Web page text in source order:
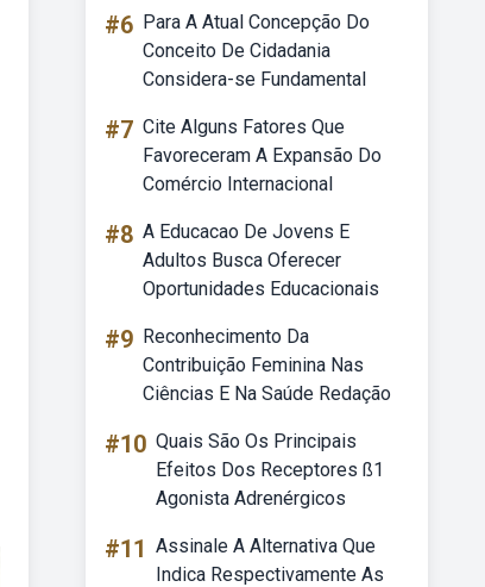
#6 Para A Atual Concepção Do
Conceito De Cidadania
Considera-se Fundamental
#7 Cite Alguns Fatores Que
Favoreceram A Expansão Do
Comércio Internacional
#8 A Educacao De Jovens E
Adultos Busca Oferecer
Oportunidades Educacionais
#9 Reconhecimento Da
Contribuição Feminina Nas
Ciências E Na Saúde Redação
#10 Quais São Os Principais
Efeitos Dos Receptores ß1
Agonista Adrenérgicos
#11 Assinale A Alternativa Que
Indica Respectivamente As